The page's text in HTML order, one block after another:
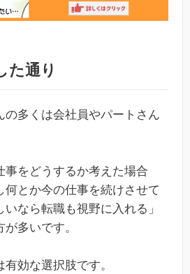
た通り
の多くは会社員やパートさん
事をどうするか考えた場合
何とか今の仕事を続けさせて
なら転職も視野に入れる」
多いです。
効な選択肢です。